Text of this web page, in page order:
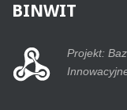
BINWIT
Projekt: